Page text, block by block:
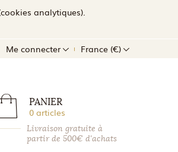
analytiques).
Me connecter France (€)
PANIER
0 articles
Livraison gratuite à
partir de 500€ d'achats